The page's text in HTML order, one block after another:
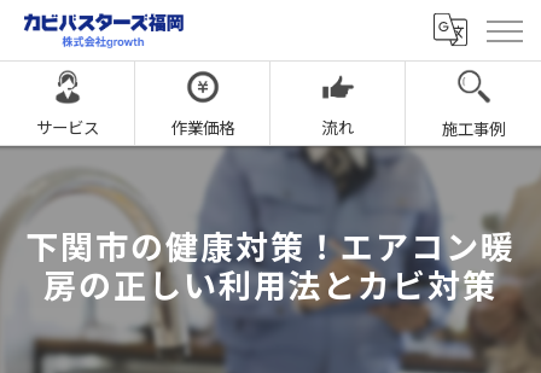
サービス 作業価格 流れ 施工事例
下関市の健康対策！エアコン暖
房の正しい利用法とカビ対策